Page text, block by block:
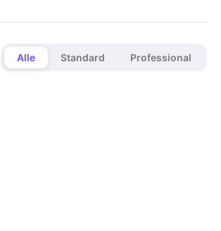
Alle Standard Professional